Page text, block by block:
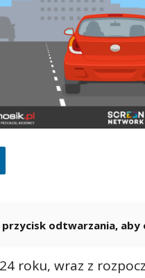
przycisk odtwarzania,
roku, wraz z